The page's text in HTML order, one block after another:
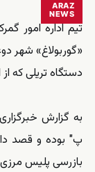
ARAZ
NEWS
تیم اداره امور
دستگاه تریلی که
به گزارش
پ" بوده و قصد
بازرسی پلیس مرزی ترکیه ۴۶۲ کیلوگرم هروئین